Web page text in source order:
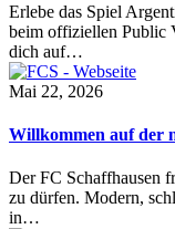
Erlebe das Spiel
beim offiziellen Public
dich auf…
Mai 22, 2026
Willkommen auf der
Der FC Schaffhausen
zu dürfen. Modern,
in…